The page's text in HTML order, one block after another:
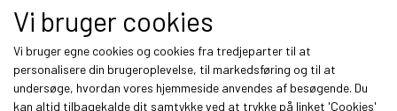
Information
Vi bruger cookies
Vi bruger egne cookies og cookies fra tredjeparter til at
personalisere din brugeroplevelse, til markedsføring og til at
undersøge, hvordan vores hjemmeside anvendes af besøgende. Du
kan altid tilbagekalde dit samtykke ved at trykke på linket 'Cookies'